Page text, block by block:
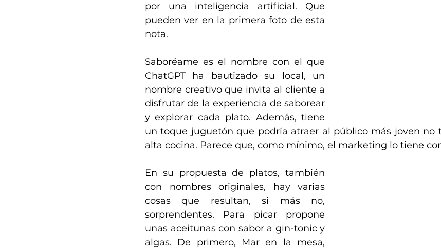
por una inteligencia artificial. Que
pueden ver en la primera foto de esta
nota.
Saboréame es el nombre con el que
ChatGPT ha bautizado su local, un
nombre creativo que invita al cliente a
disfrutar de la experiencia de saborear
y explorar cada plato. Además, tiene
un toque juguetón que podría atraer al público más joven no
alta cocina. Parece que, como mínimo, el marketing lo tiene
En su propuesta de platos, también
con nombres originales, hay varias
cosas que resultan, si más no,
sorprendentes. Para picar propone
unas aceitunas con sabor a gin-tonic y
algas. De primero, Mar en la mesa,